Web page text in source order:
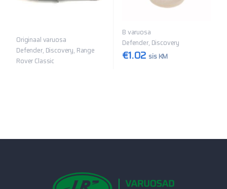
Originaal varuosa
Defender, Discovery, Range
Rover Classic
B varuosa
Defender, Discovery
€1.02 sis KM